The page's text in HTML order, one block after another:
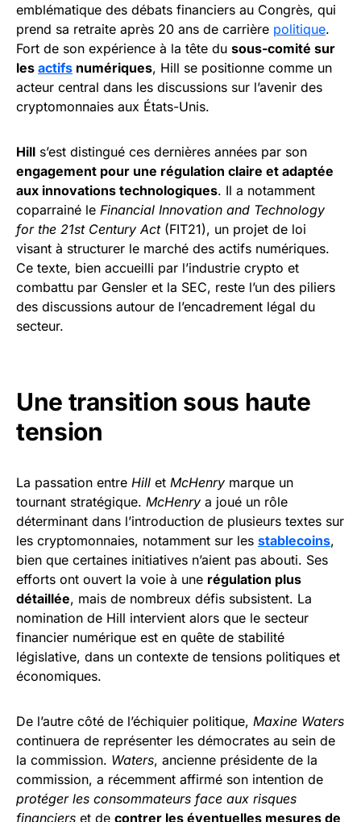
emblématique des débats financiers au Congrès, qui
prend sa retraite après 20 ans de carrière politique.
Fort de son expérience à la tête du sous-comité sur
les actifs numériques, Hill se positionne comme un
acteur central dans les discussions sur l’avenir des
cryptomonnaies aux États-Unis.
Hill s’est distingué ces dernières années par son
engagement pour une régulation claire et adaptée
aux innovations technologiques. Il a notamment
coparrainé le Financial Innovation and Technology
for the 21st Century Act(FIT21), un projet de loi
visant à structurer le marché des actifs numériques.
Ce texte, bien accueilli par l’industrie crypto et
combattu par Gensler et la SEC, reste l’un des piliers
des discussions autour de l’encadrement légal du
secteur.
Une transition sous haute
tension
La passation entre Hill et McHenry marque un
tournant stratégique. McHenry a joué un rôle
déterminant dans l’introduction de plusieurs textes sur
les cryptomonnaies, notamment sur les stablecoins,
bien que certaines initiatives n’aient pas abouti. Ses
efforts ont ouvert la voie à une régulation plus
détaillée, mais de nombreux défis subsistent. La
nomination de Hill intervient alors que le secteur
financier numérique est en quête de stabilité
législative, dans un contexte de tensions politiques et
économiques.
De l’autre côté de l’échiquier politique, Maxine Waters
continuera de représenter les démocrates au sein de
la commission. Waters, ancienne présidente de la
commission, a récemment affirmé son intention de
protéger les consommateurs face aux risques
financiers et de contrer les éventuelles mesures de